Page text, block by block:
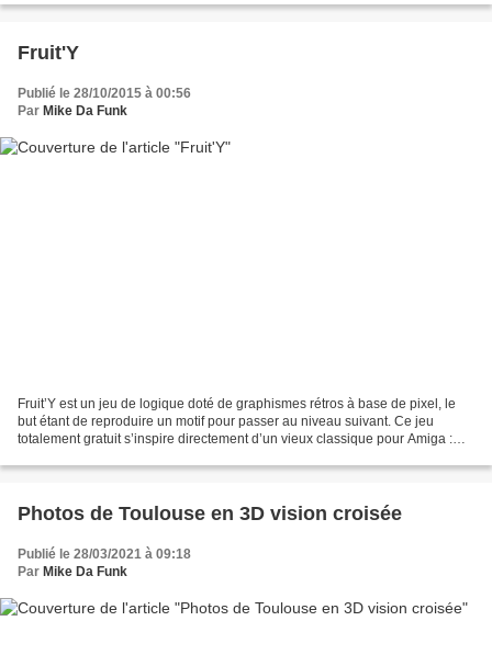
Fruit'Y
Publié le 28/10/2015 à 00:56
Par Mike Da Funk
Fruit’Y est un jeu de logique doté de graphismes rétros à base de pixel, le
but étant de reproduire un motif pour passer au niveau suivant. Ce jeu
totalement gratuit s’inspire directement d’un vieux classique pour Amiga :
Photos de Toulouse en 3D vision croisée
Publié le 28/03/2021 à 09:18
Par Mike Da Funk